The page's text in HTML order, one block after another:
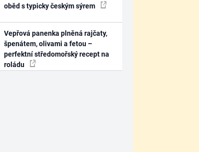
oběd s typicky českým sýrem
Vepřová panenka plněná rajčaty,
špenátem, olivami a fetou –
perfektní středomořský recept na
roládu